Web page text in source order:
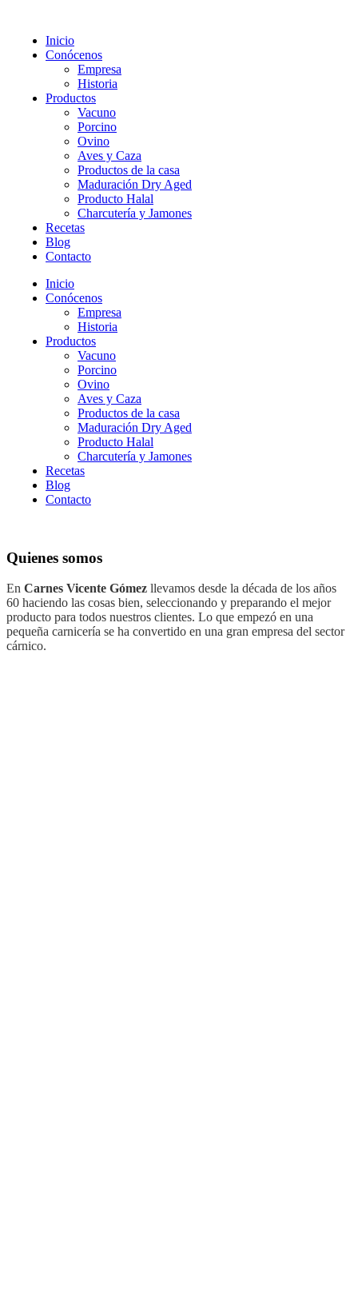
Inicio
Conócenos
Empresa
Historia
Productos
Vacuno
Porcino
Ovino
Aves y Caza
Productos de la casa
Maduración Dry Aged
Producto Halal
Charcutería y Jamones
Recetas
Blog
Contacto
Inicio
Conócenos
Empresa
Historia
Productos
Vacuno
Porcino
Ovino
Aves y Caza
Productos de la casa
Maduración Dry Aged
Producto Halal
Charcutería y Jamones
Recetas
Blog
Contacto
Quienes somos
En Carnes Vicente Gómez llevamos desde la década de los años
60 haciendo las cosas bien, seleccionando y preparando el mejor
producto para todos nuestros clientes. Lo que empezó en una
pequeña carnicería se ha convertido en una gran empresa del sector
cárnico.